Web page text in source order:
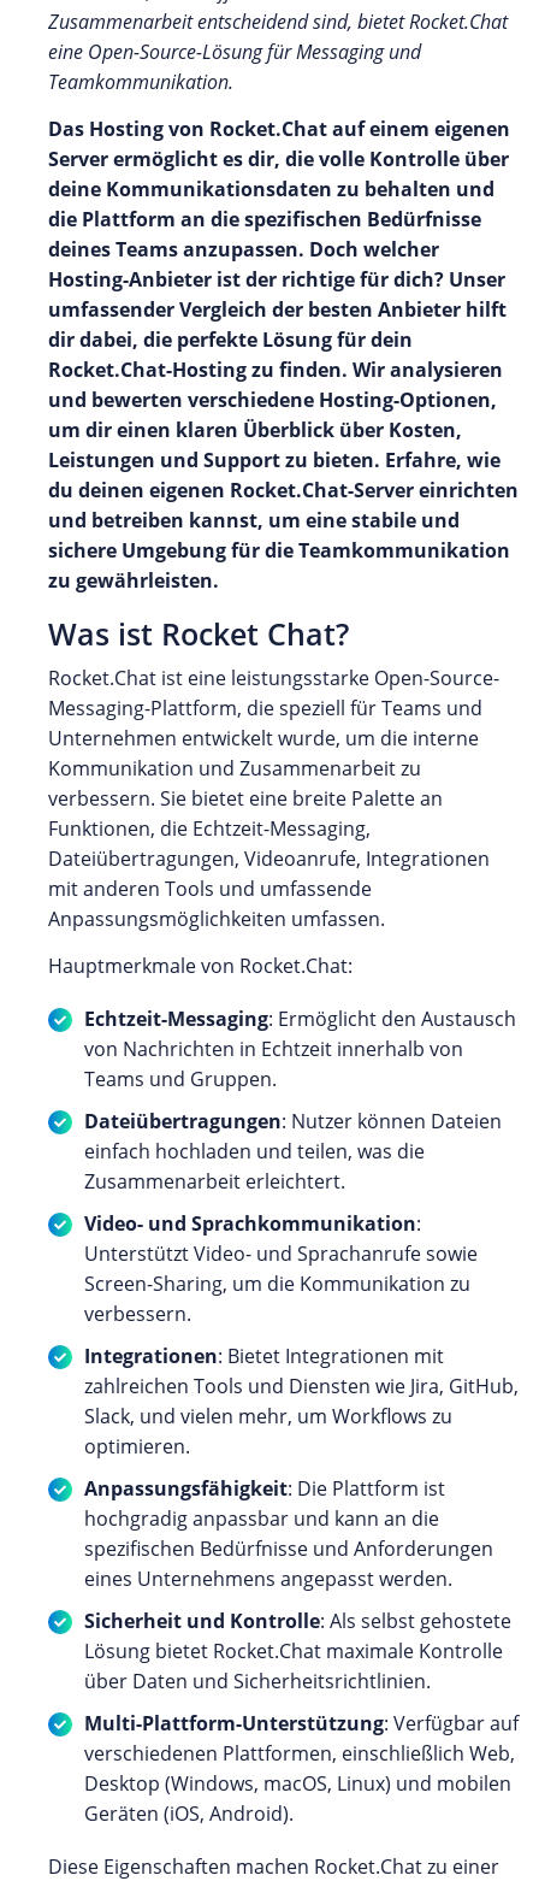
Zusammenarbeit entscheidend sind, bietet Rocket.Chat
eine Open-Source-Lösung für Messaging und
Teamkommunikation.
Das Hosting von Rocket.Chat auf einem eigenen
Server ermöglicht es dir, die volle Kontrolle über
deine Kommunikationsdaten zu behalten und
die Plattform an die spezifischen Bedürfnisse
deines Teams anzupassen. Doch welcher
Hosting-Anbieter ist der richtige für dich? Unser
umfassender Vergleich der besten Anbieter hilft
dir dabei, die perfekte Lösung für dein
Rocket.Chat-Hosting zu finden. Wir analysieren
und bewerten verschiedene Hosting-Optionen,
um dir einen klaren Überblick über Kosten,
Leistungen und Support zu bieten. Erfahre, wie
du deinen eigenen Rocket.Chat-Server einrichten
und betreiben kannst, um eine stabile und
sichere Umgebung für die Teamkommunikation
zu gewährleisten.
Was ist Rocket Chat?
Rocket.Chat ist eine leistungsstarke Open-Source-
Messaging-Plattform, die speziell für Teams und
Unternehmen entwickelt wurde, um die interne
Kommunikation und Zusammenarbeit zu
verbessern. Sie bietet eine breite Palette an
Funktionen, die Echtzeit-Messaging,
Dateiübertragungen, Videoanrufe, Integrationen
mit anderen Tools und umfassende
Anpassungsmöglichkeiten umfassen.
Hauptmerkmale von Rocket.Chat:
Echtzeit-Messaging: Ermöglicht den Austausch
von Nachrichten in Echtzeit innerhalb von
Teams und Gruppen.
Dateiübertragungen: Nutzer können Dateien
einfach hochladen und teilen, was die
Zusammenarbeit erleichtert.
Video- und Sprachkommunikation:
Unterstützt Video- und Sprachanrufe sowie
Screen-Sharing, um die Kommunikation zu
verbessern.
Integrationen: Bietet Integrationen mit
zahlreichen Tools und Diensten wie Jira, GitHub,
Slack, und vielen mehr, um Workflows zu
optimieren.
Anpassungsfähigkeit: Die Plattform ist
hochgradig anpassbar und kann an die
spezifischen Bedürfnisse und Anforderungen
eines Unternehmens angepasst werden.
Sicherheit und Kontrolle: Als selbst gehostete
Lösung bietet Rocket.Chat maximale Kontrolle
über Daten und Sicherheitsrichtlinien.
Multi-Plattform-Unterstützung: Verfügbar auf
verschiedenen Plattformen, einschließlich Web,
Desktop (Windows, macOS, Linux) und mobilen
Geräten (iOS, Android).
Diese Eigenschaften machen Rocket.Chat zu einer